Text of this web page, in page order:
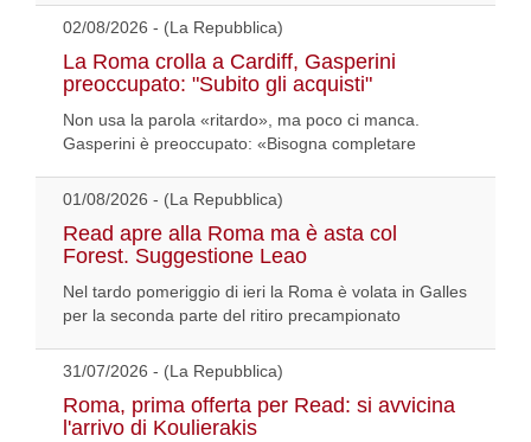
02/08/2026 - (La Repubblica)
La Roma crolla a Cardiff, Gasperini
preoccupato: "Subito gli acquisti"
Non usa la parola «ritardo», ma poco ci manca.
Gasperini è preoccupato: «Bisogna completare
01/08/2026 - (La Repubblica)
Read apre alla Roma ma è asta col
Forest. Suggestione Leao
Nel tardo pomeriggio di ieri la Roma è volata in Galles
per la seconda parte del ritiro precampionato
31/07/2026 - (La Repubblica)
Roma, prima offerta per Read: si avvicina
l'arrivo di Koulierakis